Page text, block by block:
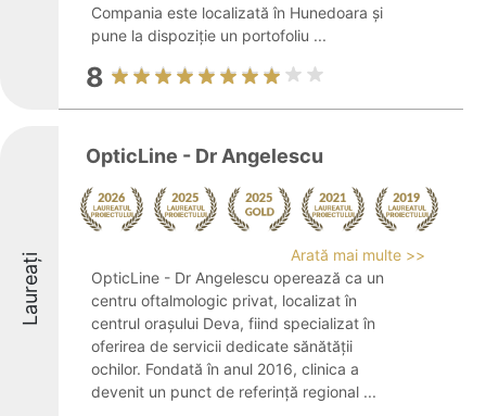
Compania este localizată în Hunedoara și
pune la dispoziție un portofoliu ...
8
Laureați
OpticLine - Dr Angelescu
Arată mai multe >>
OpticLine - Dr Angelescu operează ca un
centru oftalmologic privat, localizat în
centrul orașului Deva, fiind specializat în
oferirea de servicii dedicate sănătății
ochilor. Fondată în anul 2016, clinica a
devenit un punct de referință regional ...